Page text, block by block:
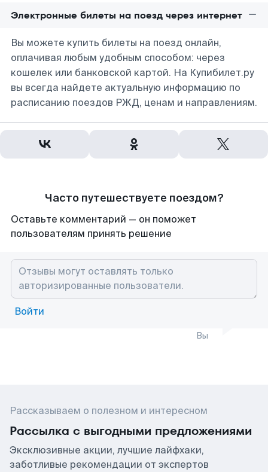
Электронные билеты на поезд через интернет
Вы можете купить билеты на поезд онлайн,
оплачивая любым удобным способом: через
кошелек или банковской картой. На Купибилет.ру
вы всегда найдете актуальную информацию по
расписанию поездов РЖД, ценам и направлениям.
Часто путешествуете поездом?
Оставьте комментарий — он поможет
пользователям принять решение
Войти
Вы
Рассказываем о полезном и интересном
Рассылка с выгодными предложениями
Эксклюзивные акции, лучшие лайфхаки,
заботливые рекомендации от экспертов